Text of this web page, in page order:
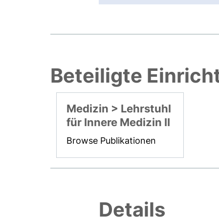
Beteiligte
Medizin > Lehrstuhl
für Innere Medizin II
Browse Publikationen
Details